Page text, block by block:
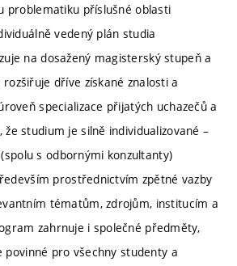
problematiku příslušné oblasti
vedený plán studia
na dosažený magisterský stupeň a
dříve získané znalosti a
specializace přijatých uchazečů a
že studium je silně individualizované –
s odbornými konzultanty)
prostřednictvím zpětné vazby
tématům, zdrojům, institucím a
zahrnuje i společné předměty,
povinné pro všechny studenty a